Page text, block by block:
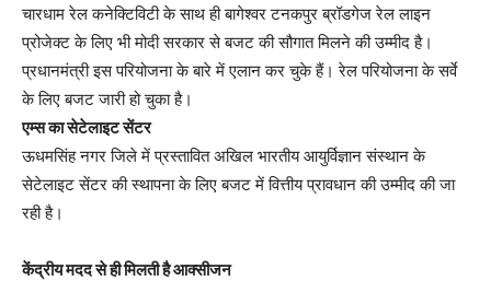
चारधाम रेल कनेक्टिविटी के साथ ही बागेश्वर टनकपुर ब्रॉडगेज रेल लाइन
प्रोजेक्ट के लिए भी मोदी सरकार से बजट की सौगात मिलने की उम्मीद है।
प्रधानमंत्री इस परियोजना के बारे में एलान कर चुके हैं। रेल परियोजना के सर्वे
के लिए बजट जारी हो चुका है।
एम्स का सेटेलाइट सेंटर
ऊधमसिंह नगर जिले में प्रस्तावित अखिल भारतीय आयुर्विज्ञान संस्थान के
सेटेलाइट सेंटर की स्थापना के लिए बजट में वित्तीय प्रावधान की उम्मीद की जा
रही है।
केंद्रीय मदद से ही मिलती है आक्सीजन